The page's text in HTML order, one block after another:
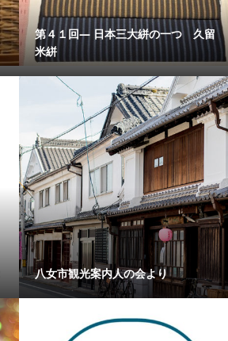
第４１回― 日本三大絣の一つ 久留
米絣
八女市観光案内人の会より